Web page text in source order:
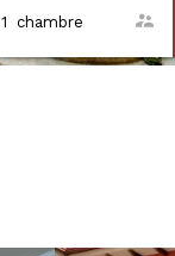
1 chambre